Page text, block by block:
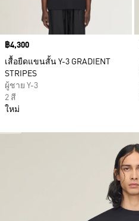
Price
฿4,300
เสื้อยืดแขนสั้น Y-3 GRADIENT
STRIPES
ผู้ชาย Y-3
2 สี
ใหม่